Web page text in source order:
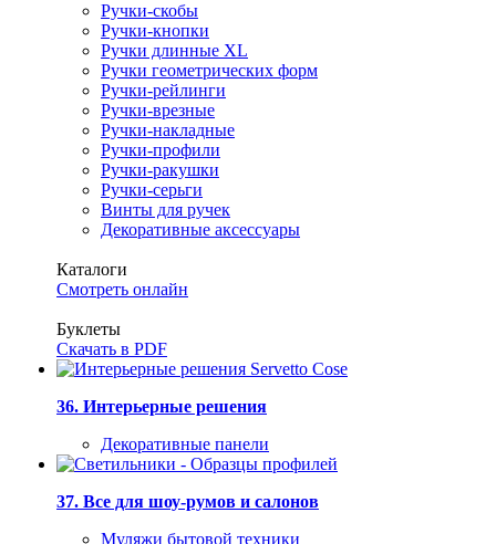
Ручки-скобы
Ручки-кнопки
Ручки длинные XL
Ручки геометрических форм
Ручки-рейлинги
Ручки-врезные
Ручки-накладные
Ручки-профили
Ручки-ракушки
Ручки-серьги
Винты для ручек
Декоративные аксессуары
Каталоги
Смотреть онлайн
Буклеты
Скачать в PDF
36. Интерьерные решения
Декоративные панели
37. Все для шоу-румов и салонов
Муляжи бытовой техники